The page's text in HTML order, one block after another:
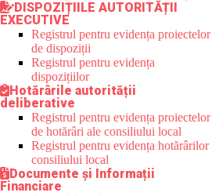
DISPOZIȚIILE AUTORITĂȚII
EXECUTIVE
Registrul pentru evidența proiectelor
de dispoziții
Registrul pentru evidența
dispozițiilor
Hotărârile autorității
deliberative
Registrul pentru evidența proiectelor
de hotărâri ale consiliului local
Registrul pentru evidența hotărârilor
consiliului local
Documente și Informații
Financiare